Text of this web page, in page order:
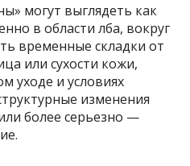
могут выглядеть как
в области лба, вокруг
временные складки от
или сухости кожи,
уходе и условиях
изменения
более серьезно —